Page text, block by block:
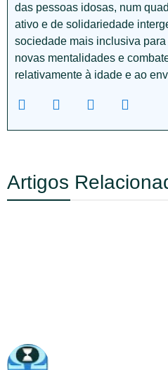
das pessoas idosas, num
ativo e de solidariedade
sociedade mais inclusiva
novas mentalidades e
relativamente à idade e ao
Artigos